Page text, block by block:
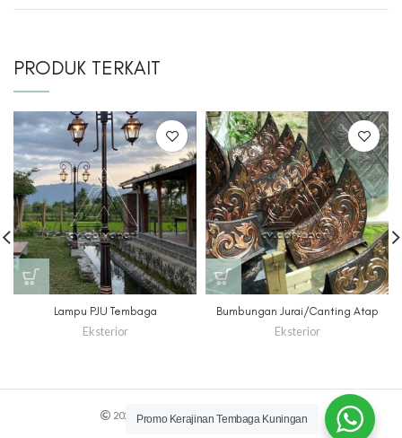
PRODUK TERKAIT
Lampu PJU Tembaga
Eksterior
Bumbungan Jurai/Canting Atap
Eksterior
2022 CREATED BYcv.abiyanart. truecolor.
Promo Kerajinan Tembaga Kuningan